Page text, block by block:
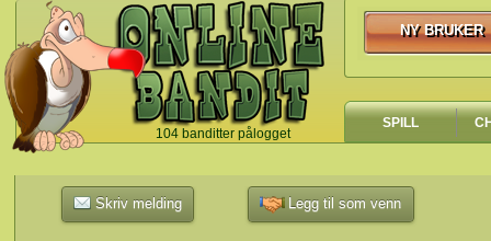
104 banditter pålogget
`
NY BRUKER
NY BRUKER
SPILL
Skriv melding Legg til som venn